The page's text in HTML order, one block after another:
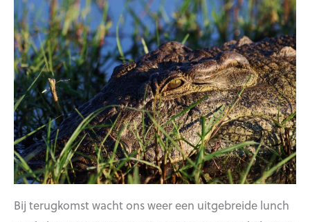
Bij terugkomst wacht ons weer een uitgebreide lunch